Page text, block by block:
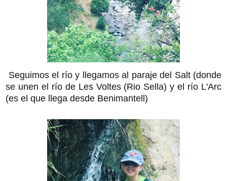
Seguimos el río y llegamos al paraje del Salt (donde
se unen el río de Les Voltes (Rio Sella) y el río L'Arc
(es el que llega desde Benimantell)